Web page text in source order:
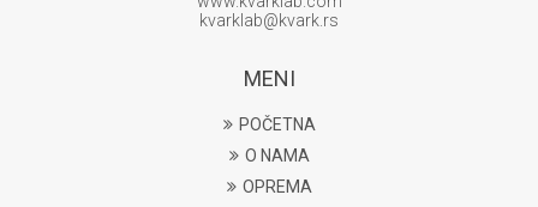
kvarklab@kvark.rs
MENI
POČETNA
O NAMA
OPREMA